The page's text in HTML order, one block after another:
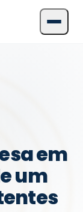
em
um